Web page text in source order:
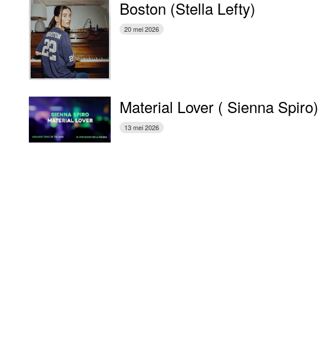
Boston (Stella Lefty)
20 mei 2026
Material Lover ( Sienna Spiro)
13 mei 2026